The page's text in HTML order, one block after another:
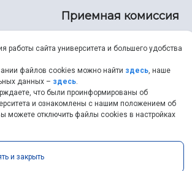
Приемная комиссия
8 (846) 267-48-67
priem@ssau.ru
сайта университета и большего удобства
файлов cookies можно найти здесь, наше
данных – здесь.
что были проинформированы об
и ознакомлены с нашим положением об
можете отключить файлы cookies в настройках
и закрыть